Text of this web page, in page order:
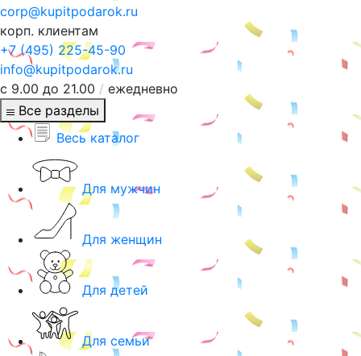
corp@kupitpodarok.ru
корп. клиентам
+7 (495) 225-45-90
info@kupitpodarok.ru
с 9.00 до 21.00 / ежедневно
Все разделы
Весь каталог
Для мужчин
Для женщин
Для детей
Для семьи